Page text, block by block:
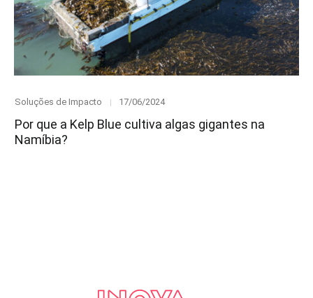
Category
Soluções de Impacto
Posted
17/06/2024
Por que a Kelp Blue cultiva algas gigantes na
Namíbia?